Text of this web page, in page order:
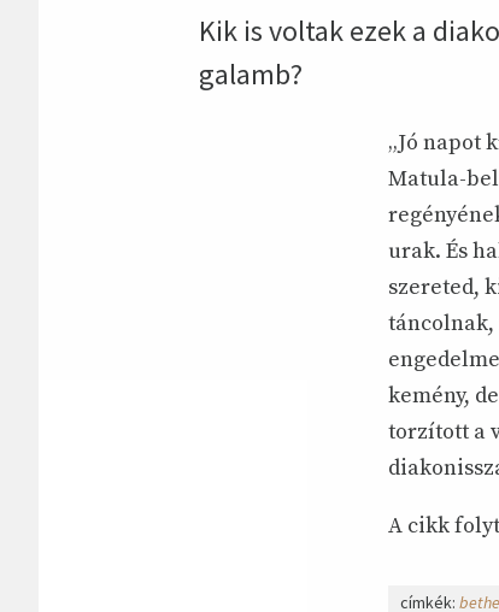
Kik is voltak ezek a
galamb?
„Jó napot
Matula-
urak. És
szereted,
táncolnak,
kemény,
torzított a
A cikk
címkék: